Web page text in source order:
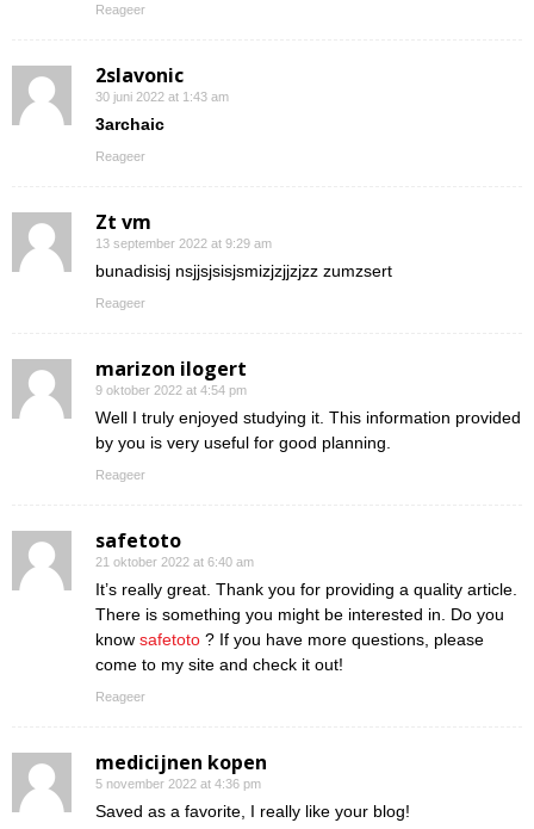
Reageer
2slavonic
30 juni 2022 at 1:43 am
3archaic
Reageer
Zt vm
13 september 2022 at 9:29 am
bunadisisj nsjjsjsisjsmizjzjjzjzz zumzsert
Reageer
marizon ilogert
9 oktober 2022 at 4:54 pm
Well I truly enjoyed studying it. This information provided
by you is very useful for good planning.
Reageer
safetoto
21 oktober 2022 at 6:40 am
It’s really great. Thank you for providing a quality article.
There is something you might be interested in. Do you
know safetoto ? If you have more questions, please
come to my site and check it out!
Reageer
medicijnen kopen
5 november 2022 at 4:36 pm
Saved as a favorite, I really like your blog!